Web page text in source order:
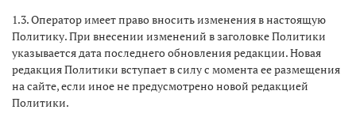
1.3. Оператор имеет право вносить изменения в настоящую
Политику. При внесении изменений в заголовке Политики
указывается дата последнего обновления редакции. Новая
редакция Политики вступает в силу с момента ее размещения
на сайте, если иное не предусмотрено новой редакцией
Политики.